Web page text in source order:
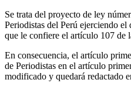
Se trata del proyecto de ley
Periodistas del Perú ejerciendo
que le confiere el artículo 107 de
En consecuencia, el artículo
de Periodistas en el artículo
modificado y quedará redactado